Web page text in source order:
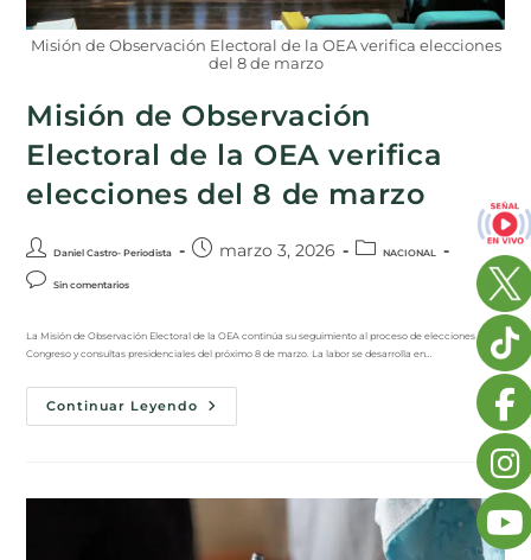
Misión de Observación Electoral de la OEA verifica elecciones
del 8 de marzo
Misión de Observación
Electoral de la OEA verifica
elecciones del 8 de marzo
Daniel Castro- Periodista marzo 3, 2026 NACIONAL
Sin comentarios
La Misión de Observación Electoral de la OEA continúa su seguimiento al proceso de elecciones de
Congreso y consultas presidenciales del próximo 8 de marzo. La labor se desarrolla en…
Continuar Leyendo